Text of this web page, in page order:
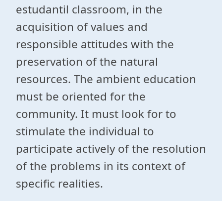
estudantil classroom, in the
acquisition of values and
responsible attitudes with the
preservation of the natural
resources. The ambient education
must be oriented for the
community. It must look for to
stimulate the individual to
participate actively of the resolution
of the problems in its context of
specific realities.